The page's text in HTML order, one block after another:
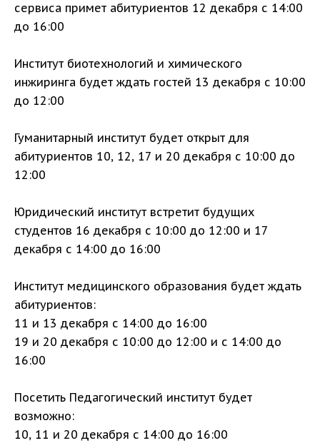
сервиса примет абитуриентов 12 декабря с 14:00
до 16:00
Институт биотехнологий и химического
инжиринга будет ждать гостей 13 декабря с 10:00
до 12:00
Гуманитарный институт будет открыт для
абитуриентов 10, 12, 17 и 20 декабря с 10:00 до
12:00
Юридический институт встретит будущих
студентов 16 декабря с 10:00 до 12:00 и 17
декабря с 14:00 до 16:00
Институт медицинского образования будет ждать
абитуриентов:
11 и 13 декабря с 14:00 до 16:00
19 и 20 декабря с 10:00 до 12:00 и с 14:00 до
16:00
Посетить Педагогический институт будет
возможно:
10, 11 и 20 декабря с 14:00 до 16:00